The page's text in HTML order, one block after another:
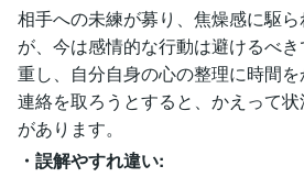
相手への未練が募り、焦燥感に駆
が、今は感情的な行動は避けるべ
重し、自分自身の心の整理に時間
連絡を取ろうとすると、かえって
があります。
・誤解やすれ違い: